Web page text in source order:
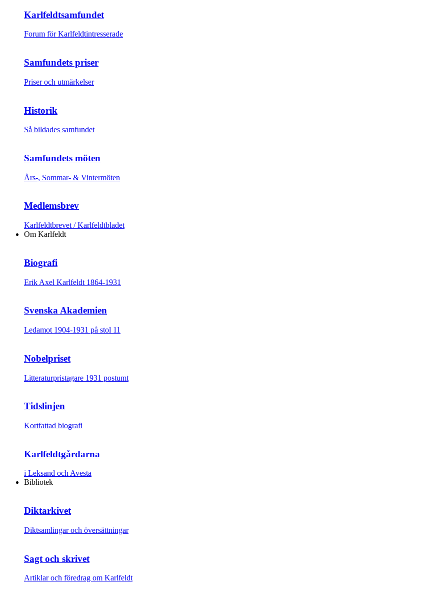
Karlfeldtsamfundet
Forum för Karlfeldtintresserade
Samfundets priser
Priser och utmärkelser
Historik
Så bildades samfundet
Samfundets möten
Års-, Sommar- & Vintermöten
Medlemsbrev
Karlfeldtbrevet / Karlfeldtbladet
Om Karlfeldt
Biografi
Erik Axel Karlfeldt 1864-1931
Svenska Akademien
Ledamot 1904-1931 på stol 11
Nobelpriset
Litteraturpristagare 1931 postumt
Tidslinjen
Kortfattad biografi
Karlfeldtgårdarna
i Leksand och Avesta
Bibliotek
Diktarkivet
Diktsamlingar och översättningar
Sagt och skrivet
Artiklar och föredrag om Karlfeldt